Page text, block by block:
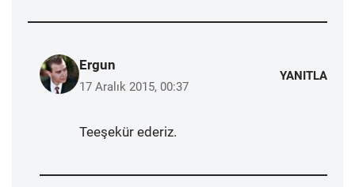
Ergun
17 Aralık 2015, 00:37
YANITLA
Teeşekür ederiz.